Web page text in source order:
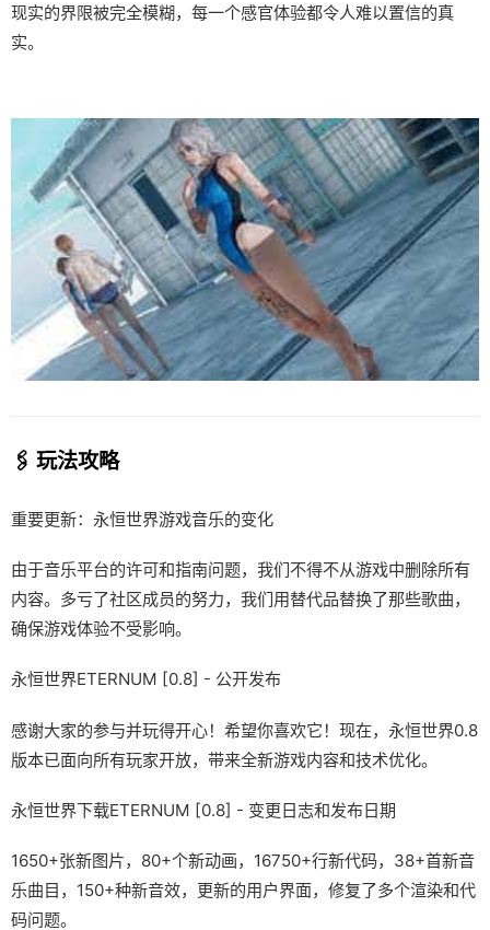
现实的界限被完全模糊，每一个感官体验都令人难以置信的真
实。
🖇️ 玩法攻略
重要更新：永恒世界游戏音乐的变化
由于音乐平台的许可和指南问题，我们不得不从游戏中删除所有
内容。多亏了社区成员的努力，我们用替代品替换了那些歌曲，
确保游戏体验不受影响。
永恒世界ETERNUM [0.8] - 公开发布
感谢大家的参与并玩得开心！希望你喜欢它！现在，永恒世界0.8
版本已面向所有玩家开放，带来全新游戏内容和技术优化。
永恒世界下载ETERNUM [0.8] - 变更日志和发布日期
1650+张新图片，80+个新动画，16750+行新代码，38+首新音
乐曲目，150+种新音效，更新的用户界面，修复了多个渲染和代
码问题。